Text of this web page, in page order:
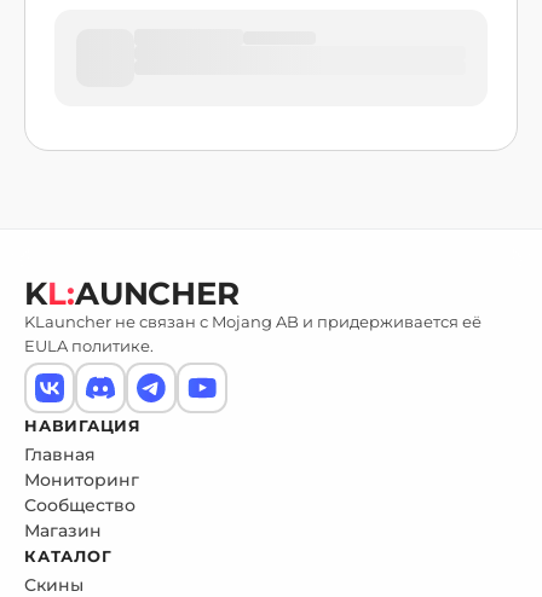
KL:AUNCHER
KLauncher не связан с Mojang AB и придерживается её
EULA политике.
НАВИГАЦИЯ
Главная
Мониторинг
Сообщество
Магазин
КАТАЛОГ
Скины